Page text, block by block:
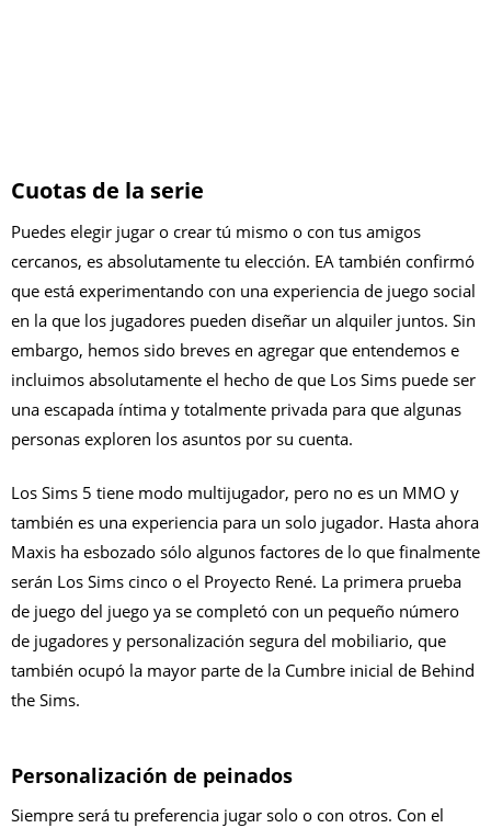
Cuotas de la serie
Puedes elegir jugar o crear tú mismo o con tus amigos
cercanos, es absolutamente tu elección. EA también confirmó
que está experimentando con una experiencia de juego social
en la que los jugadores pueden diseñar un alquiler juntos. Sin
embargo, hemos sido breves en agregar que entendemos e
incluimos absolutamente el hecho de que Los Sims puede ser
una escapada íntima y totalmente privada para que algunas
personas exploren los asuntos por su cuenta.
Los Sims 5 tiene modo multijugador, pero no es un MMO y
también es una experiencia para un solo jugador. Hasta ahora
Maxis ha esbozado sólo algunos factores de lo que finalmente
serán Los Sims cinco o el Proyecto René. La primera prueba
de juego del juego ya se completó con un pequeño número
de jugadores y personalización segura del mobiliario, que
también ocupó la mayor parte de la Cumbre inicial de Behind
the Sims.
Personalización de peinados
Siempre será tu preferencia jugar solo o con otros. Con el